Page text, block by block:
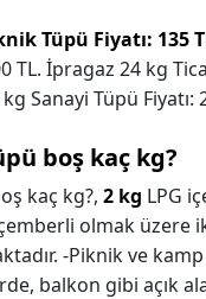
Tüpü Fiyatı: 135
TL. İpragaz 24 kg
Sanayi Tüpü Fiyatı:
boş kaç kg?
kaç kg?, 2 kg LPG
olmak üzere
-Piknik ve
balkon gibi açık